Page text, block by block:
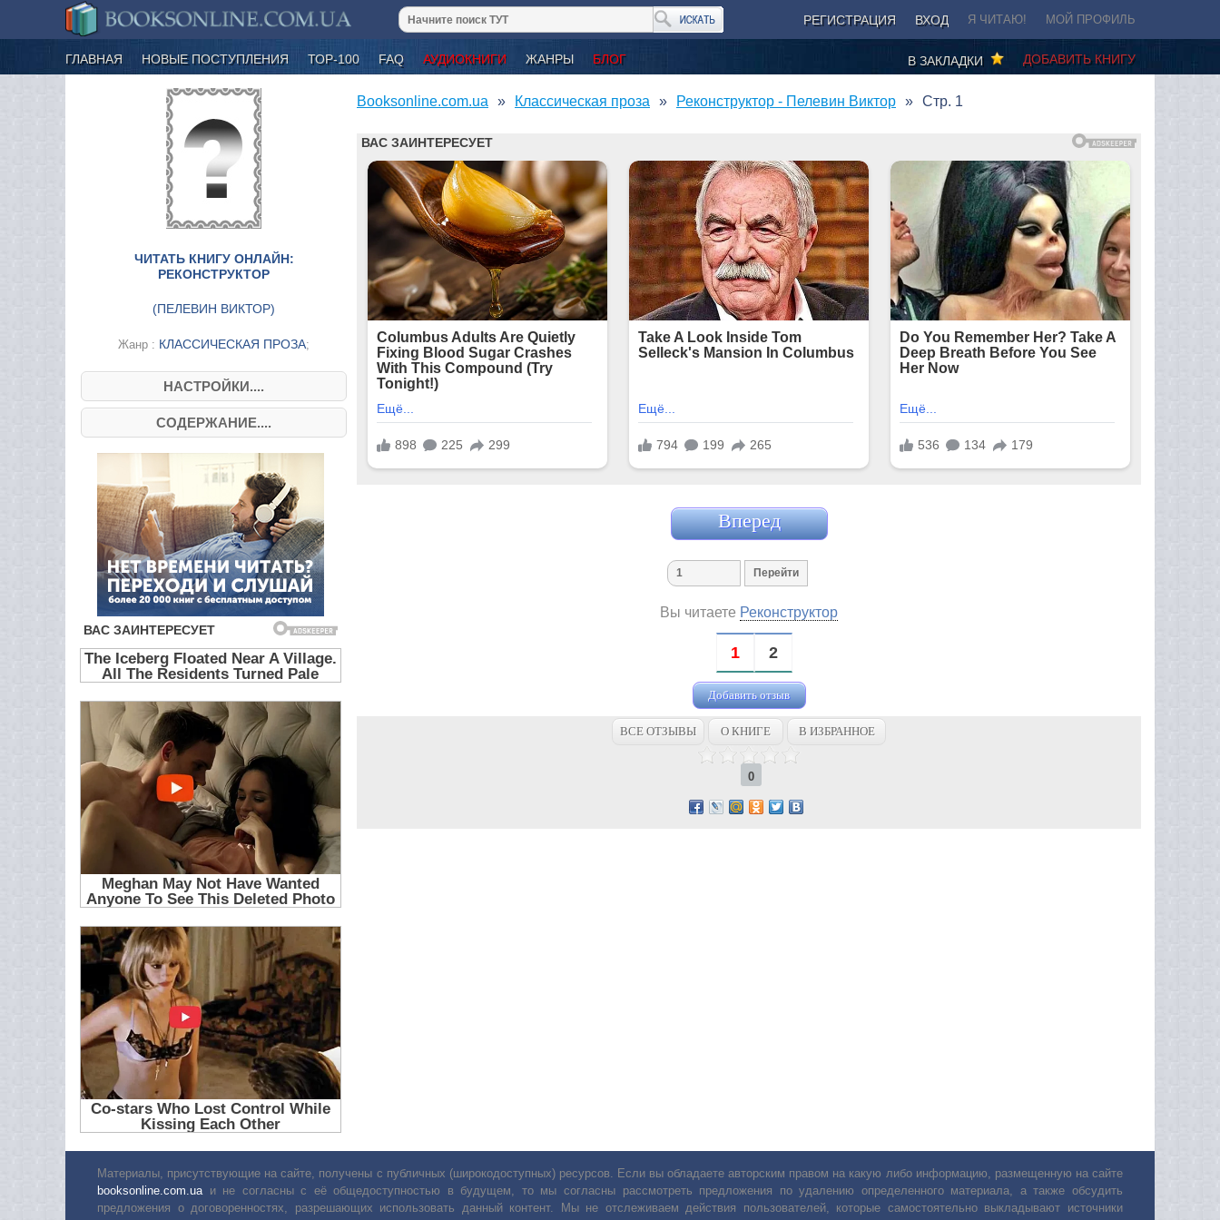
РЕГИСТРАЦИЯ ВХОД Я ЧИТАЮ! МОЙ ПРОФИЛЬ
ГЛАВНАЯ НОВЫЕ ПОСТУПЛЕНИЯ ТОР-100 FAQ АУДИОКНИГИ ЖАНРЫ БЛОГ ДОБАВИТЬ КНИГУ
В ЗАКЛАДКИ
ЧИТАТЬ КНИГУ ОНЛАЙН:
РЕКОНСТРУКТОР
(ПЕЛЕВИН ВИКТОР)
Жанр : КЛАССИЧЕСКАЯ ПРОЗА;
НАСТРОЙКИ....
СОДЕРЖАНИЕ....
Booksonline.com.ua Классическая проза Реконструктор - Пелевин Виктор Стр. 1
Вперед
Вы читаете Реконструктор
1 2
Добавить отзыв
ВСЕ ОТЗЫВЫ О КНИГЕ В ИЗБРАННОЕ
0
Материалы, присутствующие на сайте, получены с публичных (широкодоступных) ресурсов. Если вы обладаете авторским правом на какую либо информацию, размещенную на сайте
booksonline.com.uaи не согласны с её общедоступностью в будущем, то мы согласны рассмотреть предложения по удалению определенного материала, а также обсудить
предложения о договоренностях, разрешающих использовать данный контент. Мы не отслеживаем действия пользователей, которые самостоятельно выкладывают источники